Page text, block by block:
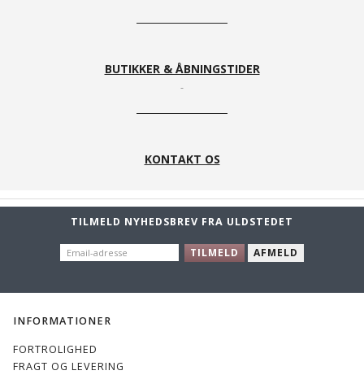
BUTIKKER & ÅBNINGSTIDER
KONTAKT OS
TILMELD NYHEDSBREV FRA ULDSTEDET
EMAIL-
ADRESSE
TILMELD AFMELD
INFORMATIONER
FORTROLIGHED
FRAGT OG LEVERING